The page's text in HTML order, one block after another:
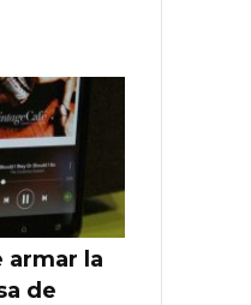
armar la
de